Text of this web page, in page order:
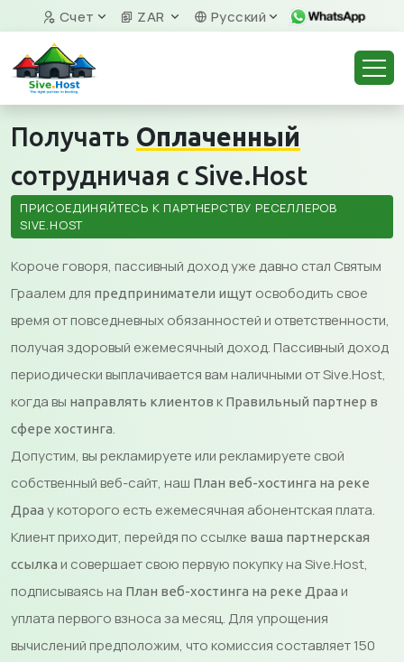
Счет ZAR Русский
Получать Оплаченный
сотрудничая с Sive.Host
ПРИСОЕДИНЯЙТЕСЬ К ПАРТНЕРСТВУ РЕСЕЛЛЕРОВ
SIVE.HOST
Короче говоря, пассивный доход уже давно стал Святым
Граалем для предприниматели ищут освободить свое
время от повседневных обязанностей и ответственности,
получая здоровый ежемесячный доход. Пассивный доход
периодически выплачивается вам наличными от Sive.Host,
когда вы направлять клиентов к Правильный партнер в
сфере хостинга.
Допустим, вы рекламируете или рекламируете свой
собственный веб-сайт, наш План веб-хостинга на реке
Драа у которого есть ежемесячная абонентская плата.
Клиент приходит, перейдя по ссылке ваша партнерская
ссылка и совершает свою первую покупку на Sive.Host,
подписываясь на План веб-хостинга на реке Драа и
уплата первого взноса за месяц. Для упрощения
вычислений предположим, что комиссия составляет 150